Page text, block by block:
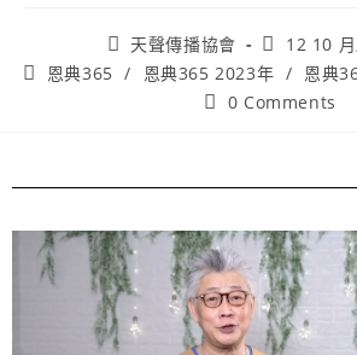
天聲傳播協會
12 10
恩典365 / 恩典365 2023年 /
恩典
0 Comments